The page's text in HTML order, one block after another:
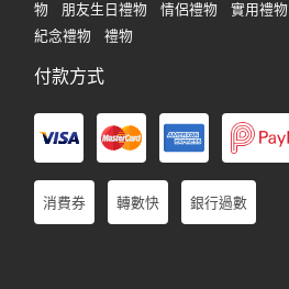
物
朋友生日禮物 情侶禮物 實用禮物
紀念禮物
禮物
付款方式
消費券 轉數快 銀行過數